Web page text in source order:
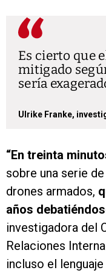
Es cierto que
mitigado
sería
Ulrike Franke,
“En treinta
sobre una serie
drones armados,
años
investigadora del
Relaciones
incluso el